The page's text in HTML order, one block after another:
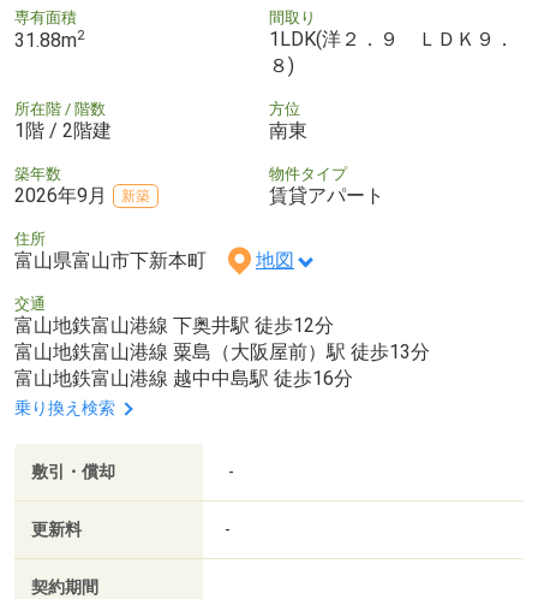
専有面積
31.88m2
間取り
1LDK(洋２．９ ＬＤＫ９．
８)
所在階 / 階数
1階 / 2階建
方位
南東
築年数
2026年9月 新築
物件タイプ
賃貸アパート
住所
富山県富山市下新本町 地図
交通
富山地鉄富山港線 下奥井駅 徒歩12分
富山地鉄富山港線 粟島（大阪屋前）駅 徒歩13分
富山地鉄富山港線 越中中島駅 徒歩16分
乗り換え検索
敷引・償却 -
更新料 -
契約期間